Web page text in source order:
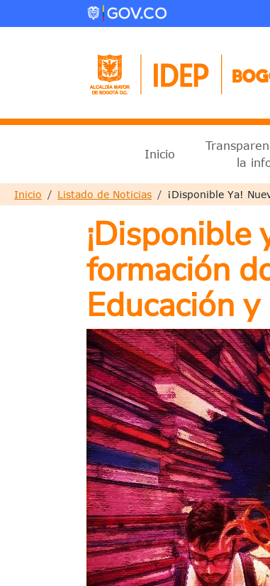
Pasar al contenido principal
Menu principal 2025
Inicio
la
Sobrescribir enlaces de
Inicio Listado de Noticias ¡Disponible Ya!
¡Disponible
formación
Educación